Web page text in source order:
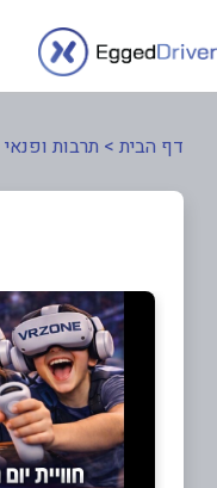
דף הבית > תרבות ופנאי